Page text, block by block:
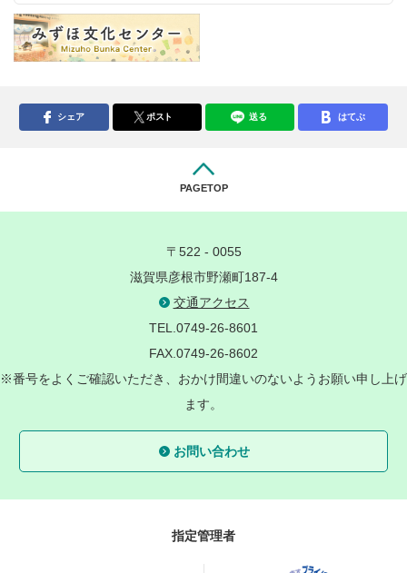
シェア ポスト 送る はてぶ
PAGETOP
〒522 - 0055
滋賀県彦根市野瀬町187-4
交通アクセス
TEL.0749-26-8601
FAX.0749-26-8602
※番号をよくご確認いただき、おかけ間違いのないようお願い申し上げ
ます。
お問い合わせ
指定管理者